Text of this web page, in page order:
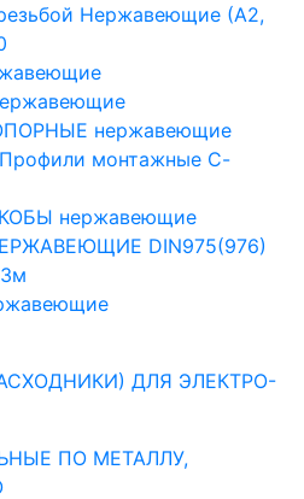
Нержавеющие (А2,
нержавеющие
монтажные С-
нержавеющие
DIN975(976)
ДЛЯ ЭЛЕКТРО-
ПО МЕТАЛЛУ,